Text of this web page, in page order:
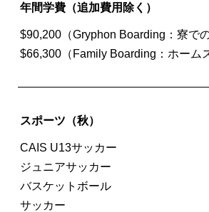
年間学費（追加費用除く）
$90,200（Gryphon Boarding：寮で
$66,300（Family Boarding：ホーム
スポーツ（秋）
CAIS U13サッカー
ジュニアサッカー
バスケットボール
サッカー